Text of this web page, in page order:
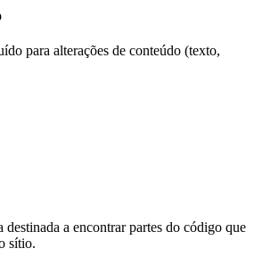
para alterações de conteúdo (texto,
destinada a encontrar partes do código que
sítio.